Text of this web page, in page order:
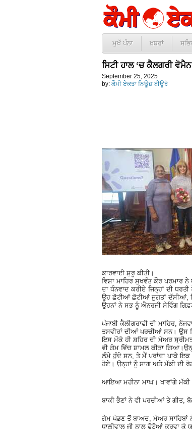
ਮੁਖੱ ਪੰਨਾ ਖ਼ਬਰਾਂ
ਸਿਟੀ ਹਾਲ ‘ਚ ਕੈਲਗਰੀ
September 25, 2025
by: ਕੌਮੀ ਏਕਤਾ ਨਿਊਜ਼ ਬੀਊਰੋ
ਕਾਰਵਾਈ ਸ਼ੁਰੂ ਕੀਤੀ।
ਵਿਸ਼ਾ ਮਾਹਿਰ ਸੁਖਵੰਤ ਕੌਰ ਪਰਮਾਰ
ਦਾ ਧੰਨਵਾਦ ਕਰੀਏ ਜਿਨ੍ਹਾਂ ਦੀ
ਉਹ ਛੋਟੀਆਂ ਛੋਟੀਆਂ ਜੁਗਤਾਂ ਦੱਸੀਆਂ,
ਉਹਨਾਂ ਨੇ ਸਭ ਨੂੰ ਐਨਰਜੀ ਸੇਵਿੰਗ
ਪੰਜਾਬੀ ਕੈਲੀਗਰਾਫੀ ਦੀ ਮਾਹਿਰ,
ਤਸਵੀਰਾਂ ਦੀਆਂ ਪਰਚੀਆਂ ਸਨ। ਉਸ
ਇਸ ਮੌਕੇ ਹੀ ਸ਼ਹਿਰ ਦੀ ਮੇਅਰ
ਵੀ ਗੇਮ ਵਿੱਚ ਸ਼ਾਮਲ ਕੀਤਾ
ਲੰਮੇ ਹੁੰਦੇ ਸਨ, ਤੇ ਮੈਂ ਪਰਾਂਦਾ ਪਾਕੇ ਇਕ
ਹੋਏ। ਉਨ੍ਹਾਂ ਨੂੰ ਸਾਗ ਅਤੇ ਮੱਕੀ ਦੀ
ਆਇਆ ਮਹੀਨਾ ਮਾਘ। ਖਾਵਾਂਗੇ ਮੱਕੀ
ਬਾਕੀ ਭੈਣਾਂ ਨੇ ਵੀ ਪਰਚੀਆਂ ਤੇ ਗੀਤ,
ਗੇਮ ਖੇਡਣ ਤੋਂ ਬਾਅਦ, ਮੇਅਰ ਸਾਹਿਬਾਂ
ਧਾਲੀਵਾਲ ਜੀ ਨਾਲ ਫੋਟੋਆਂ ਕਰਵਾ